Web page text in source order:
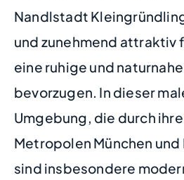
Nandlstadt
und zunehmend attraktiv
eine ruhige und
bevorzugen. In dieser
Umgebung, die durch ihre
Metropolen München
sind insbesondere